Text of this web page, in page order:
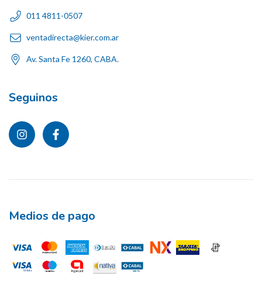
011 4811-0507
ventadirecta@kier.com.ar
Av. Santa Fe 1260, CABA.
Seguinos
Medios de pago